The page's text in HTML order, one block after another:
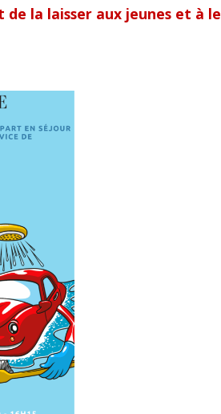
la laisser aux jeunes et à